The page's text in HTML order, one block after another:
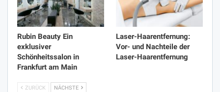
Rubin Beauty Ein
exklusiver
Schönheitssalon in
Frankfurt am Main
Laser-Haarentfernung:
Vor- und Nachteile der
Laser-Haarentfernung
ZURÜCK NÄCHSTE